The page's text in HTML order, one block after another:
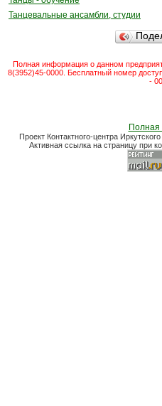
Танцевальные ансамбли, студии
Полная информация о данном
8(3952)45-0000. Бесплатный номер
-
Полная
Проект Контактного-центра
Активная ссылка на страницу при